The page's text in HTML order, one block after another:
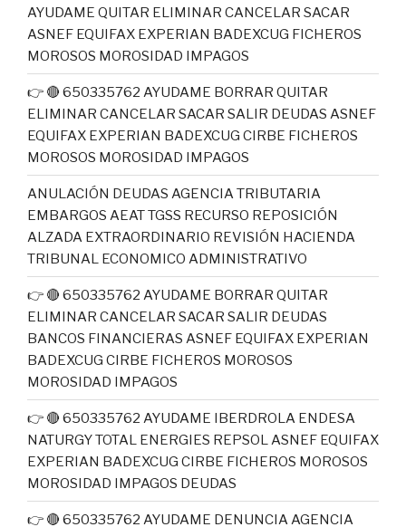
AYUDAME QUITAR ELIMINAR CANCELAR SACAR
ASNEF EQUIFAX EXPERIAN BADEXCUG FICHEROS
MOROSOS MOROSIDAD IMPAGOS
👉 🔴 650335762 AYUDAME BORRAR QUITAR
ELIMINAR CANCELAR SACAR SALIR DEUDAS ASNEF
EQUIFAX EXPERIAN BADEXCUG CIRBE FICHEROS
MOROSOS MOROSIDAD IMPAGOS
ANULACIÓN DEUDAS AGENCIA TRIBUTARIA
EMBARGOS AEAT TGSS RECURSO REPOSICIÓN
ALZADA EXTRAORDINARIO REVISIÓN HACIENDA
TRIBUNAL ECONOMICO ADMINISTRATIVO
👉 🔴 650335762 AYUDAME BORRAR QUITAR
ELIMINAR CANCELAR SACAR SALIR DEUDAS
BANCOS FINANCIERAS ASNEF EQUIFAX EXPERIAN
BADEXCUG CIRBE FICHEROS MOROSOS
MOROSIDAD IMPAGOS
👉 🔴 650335762 AYUDAME IBERDROLA ENDESA
NATURGY TOTAL ENERGIES REPSOL ASNEF EQUIFAX
EXPERIAN BADEXCUG CIRBE FICHEROS MOROSOS
MOROSIDAD IMPAGOS DEUDAS
👉 🔴 650335762 AYUDAME DENUNCIA AGENCIA